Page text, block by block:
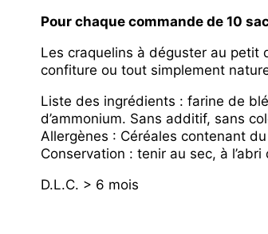
Pour chaque commande de 10
Les craquelins à déguster au petit
confiture ou tout simplement
Liste des ingrédients : farine de
d’ammonium. Sans additif, sans
Allergènes : Céréales contenant
Conservation : tenir au sec, à
D.L.C. > 6 mois